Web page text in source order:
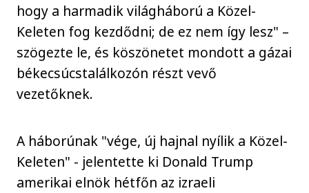
hogy a harmadik világháború a Közel-
Keleten fog kezdődni; de ez nem így lesz" –
szögezte le, és köszönetet mondott a gázai
békecsúcstalálkozón részt vevő
vezetőknek.
A háborúnak "vége, új hajnal nyílik a Közel-
Keleten" - jelentette ki Donald Trump
amerikai elnök hétfőn az izraeli